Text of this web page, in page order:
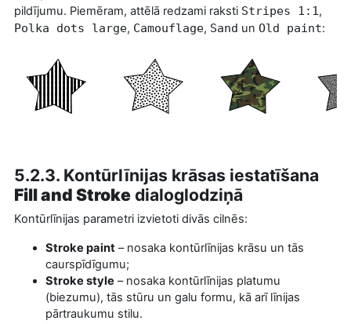
pildījumu. Piemēram, attēlā redzami raksti Stripes 1:1 ,
Polka dots large, Camouflage, Sand un Old paint:
5.2.3. Kontūrlīnijas krāsas iestatīšana
Fill and Strokedialoglodziņā
Kontūrlīnijas parametri izvietoti divās cilnēs:
Stroke paint – nosaka kontūrlīnijas krāsu un tās
caurspīdīgumu;
Stroke style – nosaka kontūrlīnijas platumu
(biezumu), tās stūru un galu formu, kā arī līnijas
pārtraukumu stilu.